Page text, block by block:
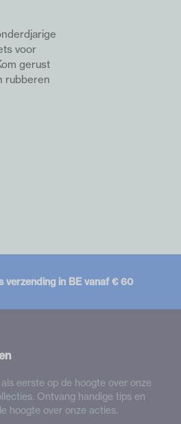
voor
gerust
rubberen
verzending in BE vanaf € 60
eerste op de hoogte over onze
Ontvang handige tips en
hoogte over onze acties.